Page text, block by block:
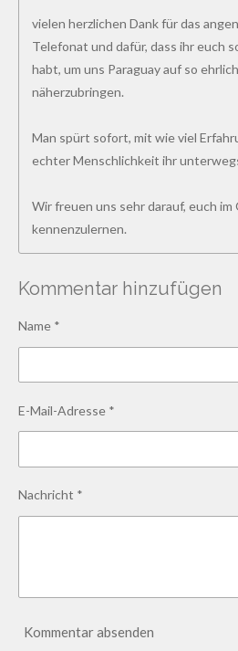
vielen herzlichen Dank für das
Telefonat und dafür, dass ihr euch
habt, um uns Paraguay auf so
näherzubringen.
Man spürt sofort, mit wie viel
echter Menschlichkeit ihr
Wir freuen uns sehr darauf, euch
kennenzulernen.
Kommentar hinzufügen
Name *
E-Mail-Adresse *
Nachricht *
Kommentar absenden